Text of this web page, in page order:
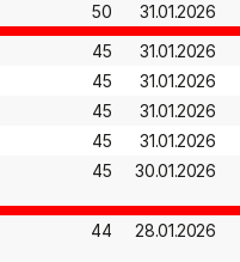
50 31.01.2026
45
31.01.2026
45
31.01.2026
45
31.01.2026
45
31.01.2026
45
30.01.2026
44 28.01.2026